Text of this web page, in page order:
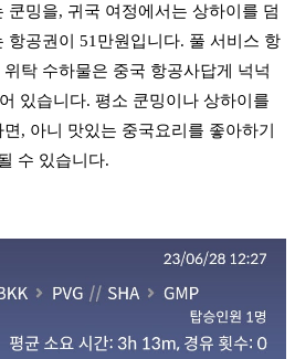
쿤밍을, 귀국 여정에서는 상하이를 덤
항공권이 51만원입니다. 풀 서비스 항
탁 수하물은 중국 항공사답게 넉넉
있습니다. 평소 쿤밍이나 상하이를
, 아니 맛있는 중국요리를 좋아하기
수 있습니다.